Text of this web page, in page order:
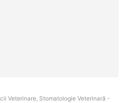
Veterinare, Stomatologie Veterinară -